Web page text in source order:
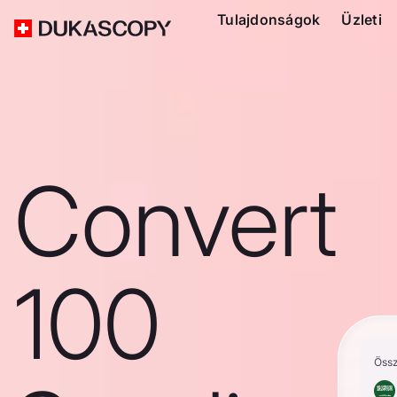
Tulajdonságok Üzleti
Convert
100